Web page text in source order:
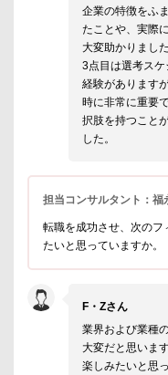
企業の特徴をふ
たことや、実際
大変助かりました
3点目は選考ス
経験があります
時に非常に重要
択肢を持つこと
した。
担当コンサルタント：福
転職を成功させ、次のフ
たいと思っていますか。
F・Zさん
業界および業種
大変だと思いま
楽しみたいと思